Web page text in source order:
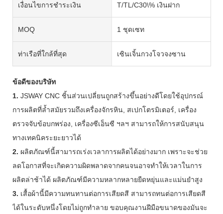
เงื่อนไขการชำระเงิน T/TL/C30\% เงินฝาก
MOQ 1 ชุดเซท
ท่าเรือที่ใกล้ที่สุด เซินเจิ้นกวงโจวจงซาน
ข้อดีของบริษัท
1. JSWAY CNC ชิ้นส่วนเปลี่ยนถูกสร้างขึ้นอย่างดีโดยใช้อุปกรณ์
การผลิตที่ล้ำสมัยรวมถึงเครื่องจักรหิน, สเปกโตรมิเตอร์, เครื่อง
ตรวจจับข้อบกพร่อง, เครื่องซีเอ็นซี ฯลฯ สามารถให้การสนับสนุน
ทางเทคนิคระยะยาวได้
2. ผลิตภัณฑ์นี้สามารถเร่งเวลาการผลิตได้อย่างมาก เพราะจะช่วย
ลดโอกาสที่จะเกิดความผิดพลาดจากคนจนอาจทำให้เวลาในการ
ผลิตล่าช้าได้ ผลิตภัณฑ์มีความหลากหลายยืดหยุ่นและแม่นยำสูง
3. เสื้อผ้านี้มีความทนทานต่อการเสียดสี สามารถทนต่อการเสียดสี
ได้ในระดับหนึ่งโดยไม่ถูกทำลาย ขอบคุณงานฝีมือขนาดของมันจะ